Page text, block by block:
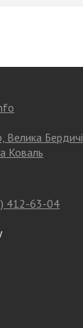
Коваль
412-63-04